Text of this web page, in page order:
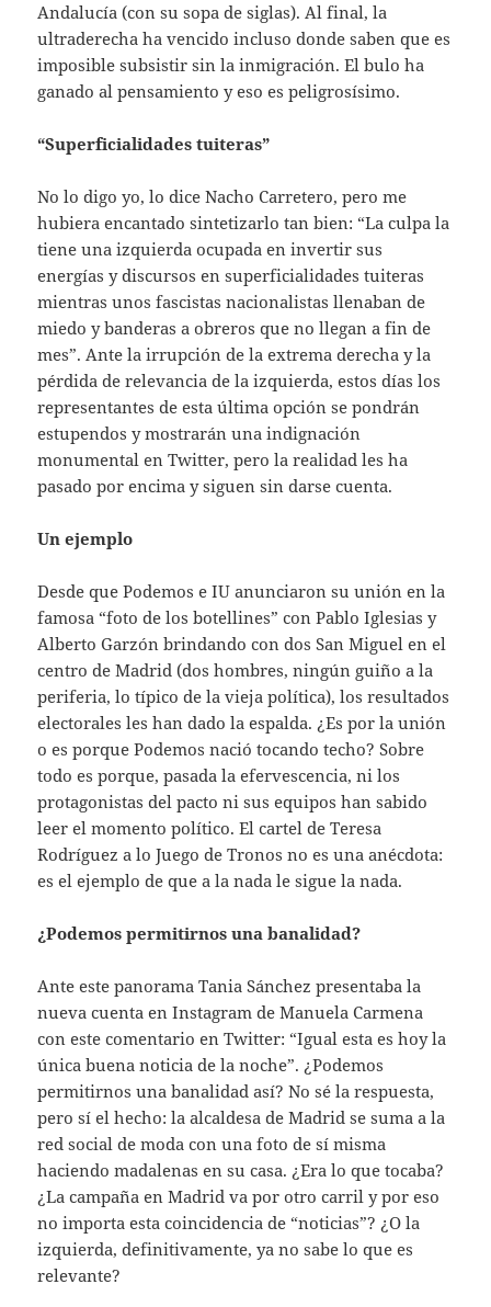
Andalucía (con su sopa de siglas). Al final, la
ultraderecha ha vencido incluso donde saben que es
imposible subsistir sin la inmigración. El bulo ha
ganado al pensamiento y eso es peligrosísimo.
“Superficialidades tuiteras”
No lo digo yo, lo dice Nacho Carretero, pero me
hubiera encantado sintetizarlo tan bien: “La culpa la
tiene una izquierda ocupada en invertir sus
energías y discursos en superficialidades tuiteras
mientras unos fascistas nacionalistas llenaban de
miedo y banderas a obreros que no llegan a fin de
mes”. Ante la irrupción de la extrema derecha y la
pérdida de relevancia de la izquierda, estos días los
representantes de esta última opción se pondrán
estupendos y mostrarán una indignación
monumental en Twitter, pero la realidad les ha
pasado por encima y siguen sin darse cuenta.
Un ejemplo
Desde que Podemos e IU anunciaron su unión en la
famosa “foto de los botellines” con Pablo Iglesias y
Alberto Garzón brindando con dos San Miguel en el
centro de Madrid (dos hombres, ningún guiño a la
periferia, lo típico de la vieja política), los resultados
electorales les han dado la espalda. ¿Es por la unión
o es porque Podemos nació tocando techo? Sobre
todo es porque, pasada la efervescencia, ni los
protagonistas del pacto ni sus equipos han sabido
leer el momento político. El cartel de Teresa
Rodríguez a lo Juego de Tronos no es una anécdota:
es el ejemplo de que a la nada le sigue la nada.
¿Podemos permitirnos una banalidad?
Ante este panorama Tania Sánchez presentaba la
nueva cuenta en Instagram de Manuela Carmena
con este comentario en Twitter: “Igual esta es hoy la
única buena noticia de la noche”. ¿Podemos
permitirnos una banalidad así? No sé la respuesta,
pero sí el hecho: la alcaldesa de Madrid se suma a la
red social de moda con una foto de sí misma
haciendo madalenas en su casa. ¿Era lo que tocaba?
¿La campaña en Madrid va por otro carril y por eso
no importa esta coincidencia de “noticias”? ¿O la
izquierda, definitivamente, ya no sabe lo que es
relevante?